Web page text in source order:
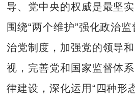
导、党中央的权威是最坚
围绕“两个维护”强化政治
治党制度，加强党的领导
视，完善党和国家监督体
律建设，深化运用“四种形